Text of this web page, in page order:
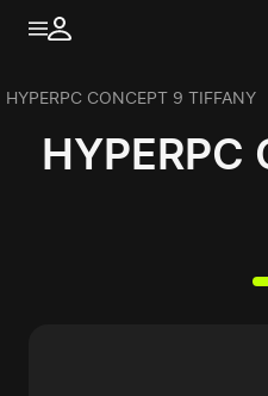
HYPERPC CONCEPT 9 TIFFANY
HYPERPC